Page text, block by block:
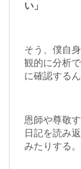
い」
そう、僕自
観的に分析
に確認するん
恩師や尊敬
日記を読み
みたりする。